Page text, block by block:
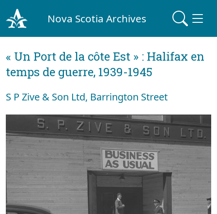
Nova Scotia Archives
« Un Port de la côte Est » : Halifax en
temps de guerre, 1939-1945
S P Zive & Son Ltd, Barrington Street